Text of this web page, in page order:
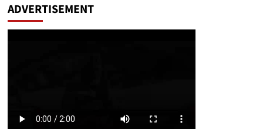
ADVERTISEMENT